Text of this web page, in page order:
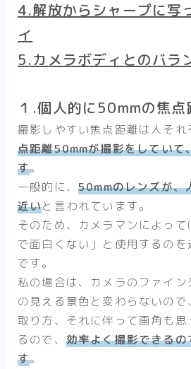
4.解放からシャープに写
イ
5.カメラボディとのバラ
１.個人的に50mmの焦点
撮影しやすい焦点距離は人それ
点距離50mmが撮影をしていて
す。
一般的に、 50mmのレンズが、
近いと言われています。
そのため、カメラマンによっ
で面白くない」と使用するの
です。
私の場合は、カメラのファイ
の見える景色と変わらないの
取り方、それに伴って画角も
るので、 効率よく撮影できる
す。